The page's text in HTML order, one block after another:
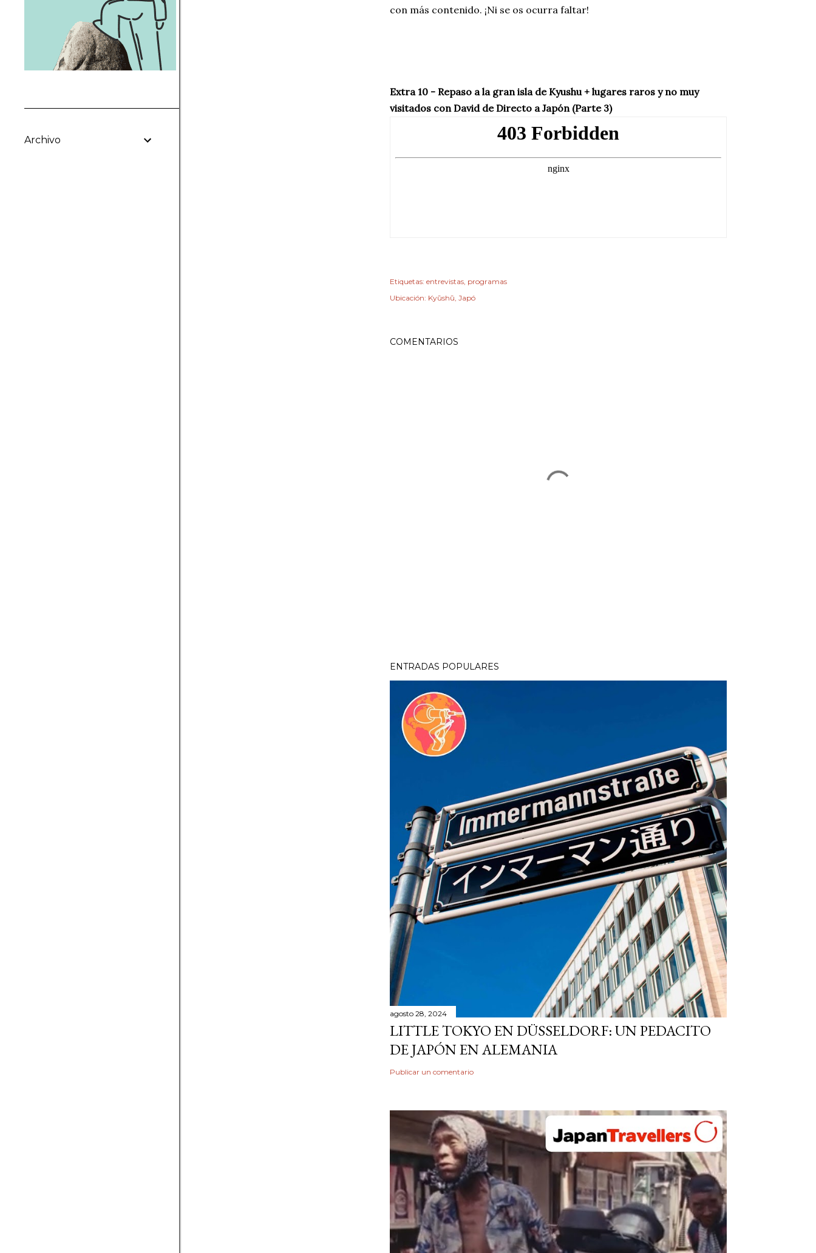
con más contenido. ¡Ni se os ocurra faltar!
Extra 10 - Repaso a la gran isla de Kyushu + lugares raros y no muy
visitados con David de Directo a Japón (Parte 3)
Etiquetas: entrevistas programas
Ubicación: Kyūshū, Japó
COMENTARIOS
ENTRADAS POPULARES
agosto 28, 2024
LITTLE TOKYO EN DÜSSELDORF: UN PEDACITO
DE JAPÓN EN ALEMANIA
Publicar un comentario
Archivo